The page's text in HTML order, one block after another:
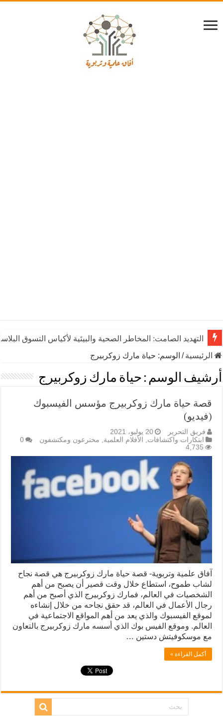
التهديد الصامت: المخاطر الصحية والبيئية لأكياس التسوق
الرئيسية/ الوسم: حياة مارك زوكربيرج
أرشيف الوسم : حياة مارك زوكربيرج
قصة حياة مارك زوكربيرج مؤسس الفيسبوك
(فيديو)
فريق التحرير
20 يوليو، 2021
ابتكارات واكتشافات, الأفلام العلمية, مخترعون ومكتشفون
0
4,735
آفاق علمية وتربوية- قصة حياة مارك زوكربيرج هي قصة نجاح
لشاب طموح، استطاع خلال وقت قصير أن يصبح من أهم
الشخصيات في العالم، فمارك زوكربيرج الذي أصبح من أهم
رجال الأعمال في العالم، قد حقق نجاحه من خلال إنشاءه
لموقع الفيسبوك والذي يعد من أهم المواقع الاجتماعية في
العالم. وموقع الفيس بوك الذي أسسه مارك زوكربيرج بالتعاون
مع موسكوفيتش دستين …
أكمل القراءة »